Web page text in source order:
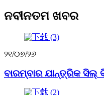
ନବୀନତମ ଖବର
୨୧/୦୭/୨୬
ବାରମ୍ବାର ଯାନ୍ତ୍ରିକ ସିଲ୍